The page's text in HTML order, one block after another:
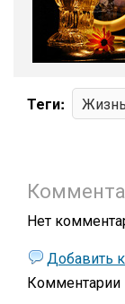
Теги: Жизнь
Нет
Добавить
Комментарии